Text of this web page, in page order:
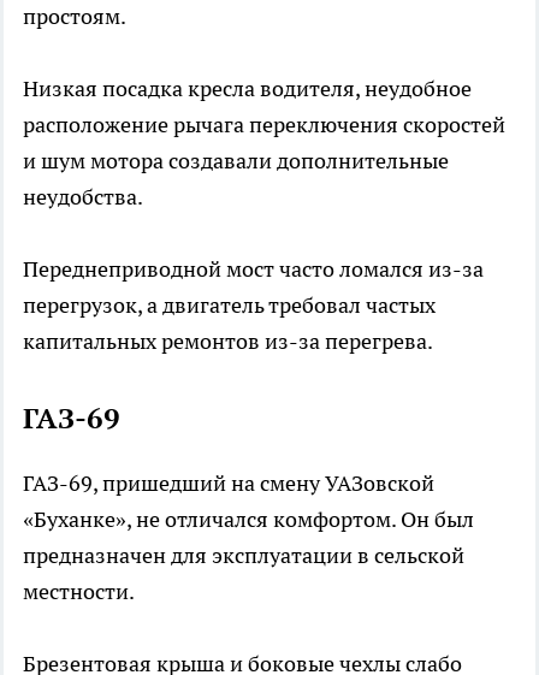
простоям.
Низкая посадка кресла водителя, неудобное
расположение рычага переключения скоростей
и шум мотора создавали дополнительные
неудобства.
Переднеприводной мост часто ломался из-за
перегрузок, а двигатель требовал частых
капитальных ремонтов из-за перегрева.
ГАЗ-69
ГАЗ-69, пришедший на смену УАЗовской
«Буханке», не отличался комфортом. Он был
предназначен для эксплуатации в сельской
местности.
Брезентовая крыша и боковые чехлы слабо